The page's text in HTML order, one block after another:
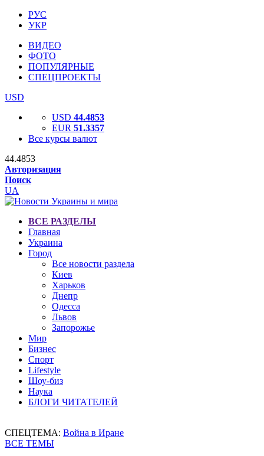
РУС
УКР
ВИДЕО
ФОТО
ПОПУЛЯРНЫЕ
СПЕЦПРОЕКТЫ
USD
USD 44.4853
EUR 51.3357
Все курсы валют
44.4853
Авторизация
Поиск
UA
ВСЕ РАЗДЕЛЫ
Главная
Украина
Город
Все новости раздела
Киев
Харьков
Днепр
Одесса
Львов
Запорожье
Мир
Бизнес
Спорт
Lifestyle
Шоу-биз
Наука
БЛОГИ ЧИТАТЕЛЕЙ
СПЕЦТЕМА: Война в Иране
ВСЕ ТЕМЫ